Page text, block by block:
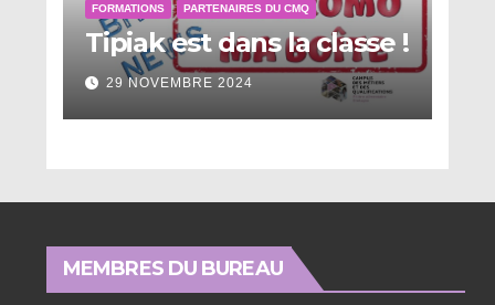
FORMATIONS PARTENAIRES DU CMQ
Tipiak est dans la classe !
29 NOVEMBRE 2024
MEMBRES DU BUREAU